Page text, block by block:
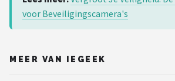
voor Beveiligingscamera's
MEER VAN IEGEEK